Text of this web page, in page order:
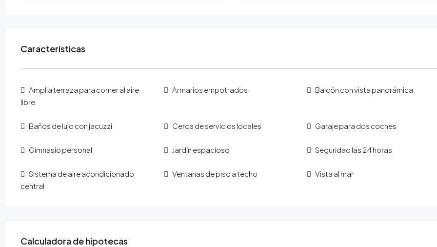
Caracteristicas
Amplia terraza para comer al aire
libre
Armarios empotrados Balcón con vista panorámica
Baños de lujo con jacuzzi Cerca de servicios locales Garaje para dos coches
Gimnasio personal Jardín espacioso Seguridad las 24 horas
Sistema de aire acondicionado
central
Ventanas de piso a techo Vista al mar
Calculadora de hipotecas